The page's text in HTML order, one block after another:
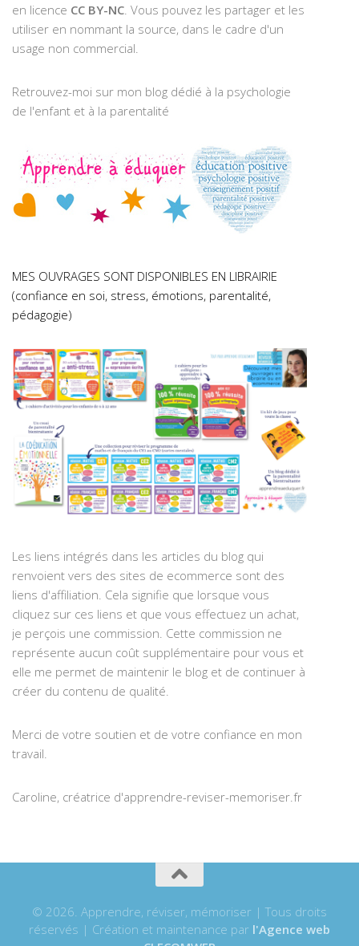
en licence CC BY-NC . Vous pouvez les partager et les
utiliser en nommant la source, dans le cadre d'un
usage non commercial.
Retrouvez-moi sur mon blog dédié à la psychologie
de l'enfant et à la parentalité
MES OUVRAGES SONT DISPONIBLES EN LIBRAIRIE
(confiance en soi, stress, émotions, parentalité,
pédagogie)
Les liens intégrés dans les articles du blog qui
renvoient vers des sites de ecommerce sont des
liens d'affiliation. Cela signifie que lorsque vous
cliquez sur ces liens et que vous effectuez un achat,
je perçois une commission. Cette commission ne
représente aucun coût supplémentaire pour vous et
elle me permet de maintenir le blog et de continuer à
créer du contenu de qualité.
Merci de votre soutien et de votre confiance en mon
travail.
Caroline, créatrice d'apprendre-reviser-memoriser.fr
© 2026. Apprendre, réviser, mémoriser | Tous droits
réservés | Création et maintenance par l'Agence web